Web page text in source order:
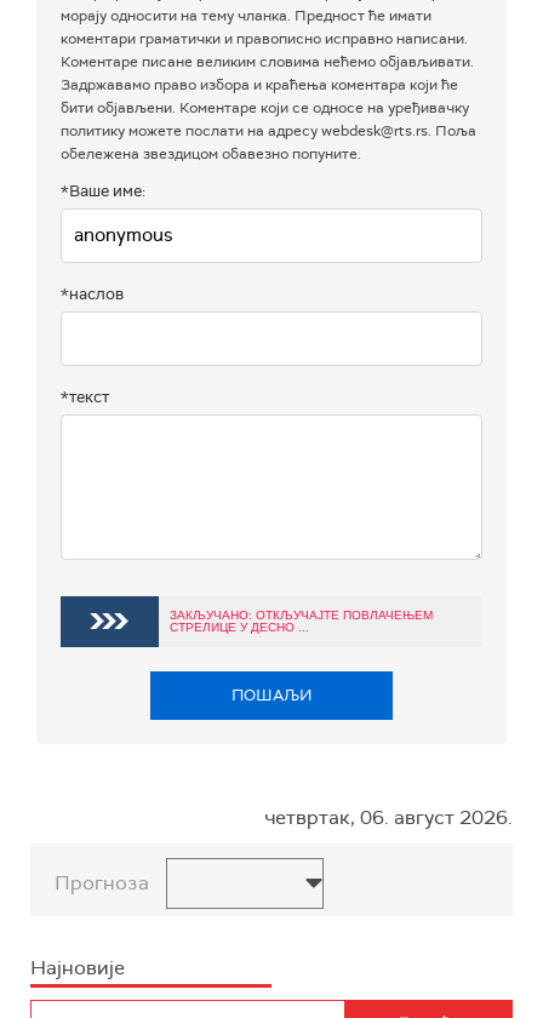
морају односити на тему чланка. Предност ће имати
коментари граматички и правописно исправно написани.
Коментаре писане великим словима нећемо објављивати.
Задржавамо право избора и краћења коментара који ће
бити објављени. Коментаре који се односе на уређивачку
политику можете послати на адресу webdesk@rts.rs. Поља
обележена звездицом обавезно попуните.
*Ваше име:
*наслов
*текст
ЗАКЉУЧАНО: ОТКЉУЧАЈТЕ ПОВЛАЧЕЊЕМ
СТРЕЛИЦЕ У ДЕСНО ...
ПОШАЉИ
четвртак, 06. август 2026.
Прогноза
Најновије